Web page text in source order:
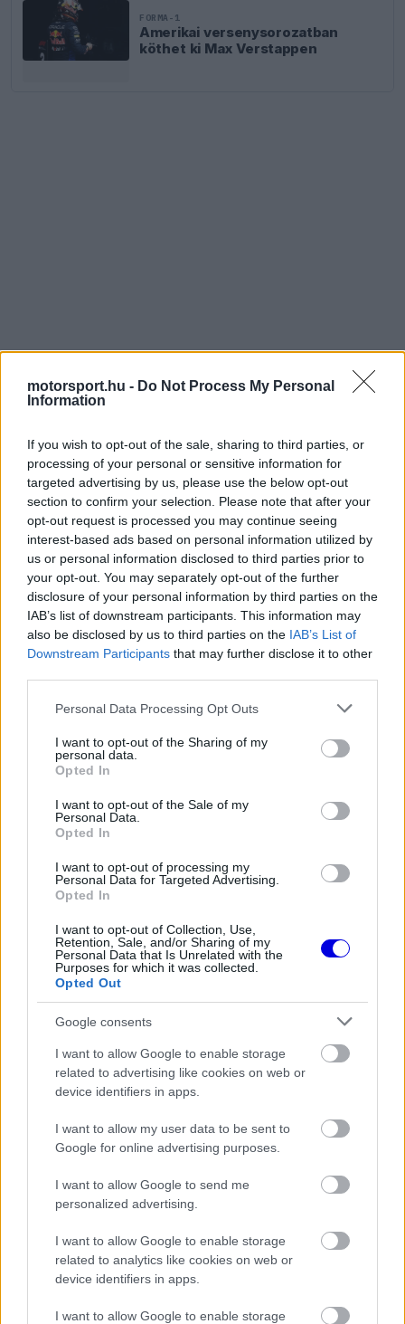
motorsport.hu - Do Not Process My Personal
Information
If you wish to opt-out of the sale, sharing to third parties, or
processing of your personal or sensitive information for
targeted advertising by us, please use the below opt-out
section to confirm your selection. Please note that after your
opt-out request is processed you may continue seeing
interest-based ads based on personal information utilized by
us or personal information disclosed to third parties prior to
your opt-out. You may separately opt-out of the further
disclosure of your personal information by third parties on the
IAB’s list of downstream participants. This information may
also be disclosed by us to third parties on the IAB’s List of
Downstream Participants that may further disclose it to other
Please note that this website/app uses one or more Google
not limited to your visit or usage behaviour. You may click to
grant or deny consent to Google and its third-party tags to
use your data for below specified purposes in below Google
consent section.
Personal Data Processing Opt Outs
I want to opt-out of the Sharing of my
personal data.
Opted In
I want to opt-out of the Sale of my
Personal Data.
Opted In
I want to opt-out of processing my
Personal Data for Targeted Advertising.
Opted In
I want to opt-out of Collection, Use,
Retention, Sale, and/or Sharing of my
Personal Data that Is Unrelated with the
Purposes for which it was collected.
Opted Out
Google consents
I want to allow Google to enable storage
related to advertising like cookies on web or
device identifiers in apps.
I want to allow my user data to be sent to
Google for online advertising purposes.
I want to allow Google to send me
personalized advertising.
I want to allow Google to enable storage
related to analytics like cookies on web or
device identifiers in apps.
I want to allow Google to enable storage
FORMA-1
Amerikai versenysorozatban
köthet ki Max Verstappen
Verstappen képességeit ma már szinte senki nem
kérdőjelezi meg. A holland pilótát világszerte
minden idők egyik legjobb versenyzőjeként
emlegetik, aki nemcsak nyers tempóban
kiemelkedő, hanem mentálisan is rendkívül erős,
miközben versenyintelligenciája és agresszivitása
is külön kategóriát képvisel a mezőnyben.
Több nemzetközi szaklap is hangsúlyozta már,
gyakorlatilag bármelyik csapat hajlandó lenne
A másik oldalon pedig ott van Andrea Kimi
Antonelli, akit sokan már most generációs
tehetségnek tartanak. Az olasz pilóta elképesztő
gyorsasággal robbant be az F1 világába, és több
elemzés szerint már most képes komoly nyomást
helyezni George Russellre a Mercedesen belül.
Antonelli sebessége, önbizalma és versenyzői
ellenére meglepően éretten kezeli a nyomást.
Ferrari egy teljesen új dinasztiát építhetne
Egy Verstappen–Antonelli páros egyik legnagyobb